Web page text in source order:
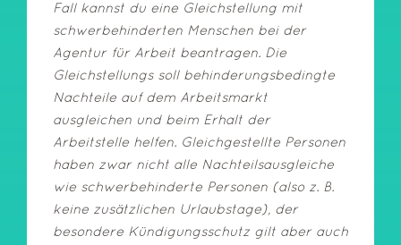
Fall kannst du eine Gleichstellung mit
schwerbehinderten Menschen bei der
Agentur für Arbeit beantragen. Die
Gleichstellungs soll behinderungsbedingte
Nachteile auf dem Arbeitsmarkt
ausgleichen und beim Erhalt der
Arbeitstelle helfen. Gleichgestellte Personen
haben zwar nicht alle Nachteilsausgleiche
wie schwerbehinderte Personen (also z. B.
keine zusätzlichen Urlaubstage), der
besondere Kündigungsschutz gilt aber auch